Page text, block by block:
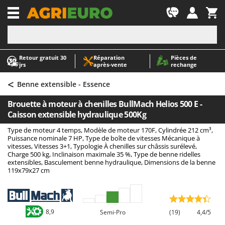
Retour gratuit 30
jrs
Réparation
après‑vente
Pièces de
rechange
-1
A
Abris de jardin
Accessoires pour tracteurs tondeuses autoportés
Aérateurs Scarificateurs pour gazon
Arracheuses de pommes de terre pour tracteur
Aspirateurs - Balais Électriques
Aspirateurs à cendres
Aspirateurs à feuilles sur roues
Aspirateurs de piscine
Aspirateurs Multifonctions
Atomiseurs agricoles pour tracteurs
Atomiseurs pour traitements
A
AgriEuro Premium
AgriEuro TOP-LINE
AGT
Aima
Airmec
AL-KO
ALA 2000
Alce
Alpina
Ama
< Benne extensible - Essence
Brouette à moteur à chenilles BullMach Helios 500 E -
Caisson extensible hydraulique 500Kg
Type de moteur 4 temps, Modèle de moteur 170F, Cylindrée 212 cm³,
Puissance nominale 7 HP, Type de boîte de vitesses Mécanique à
vitesses, Vitesses 3+1, Typologie À chenilles sur châssis surélevé,
Charge 500 kg, Inclinaison maximale 35 %, Type de benne ridelles
extensibles, Basculement benne hydraulique, Dimensions de la benne
119x79x27 cm
8,9 Semi-Pro (19) 4,4/5